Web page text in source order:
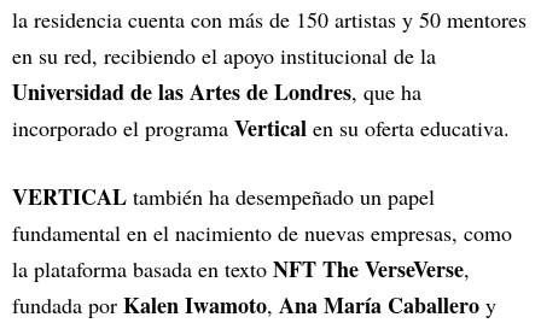
la residencia cuenta con más de 150 artistas y 50 mentores
en su red, recibiendo el apoyo institucional de la
Universidad de las Artes de Londres, que ha
incorporado el programa Vertical en su oferta educativa.
VERTICAL también ha desempeñado un papel
fundamental en el nacimiento de nuevas empresas, como
la plataforma basada en texto NFT The VerseVerse,
fundada por Kalen Iwamoto, Ana María Caballero y